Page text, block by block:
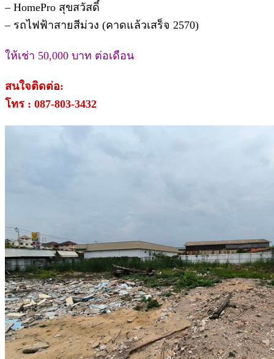
– HomePro สุขสวัสดิ์
– รถไฟฟ้าสายสีม่วง (คาดแล้วเสร็จ 2570)
ให้เช่า 50,000 บาท ต่อเดือน
สนใจติดต่อ:
โทร : 087-803-3432